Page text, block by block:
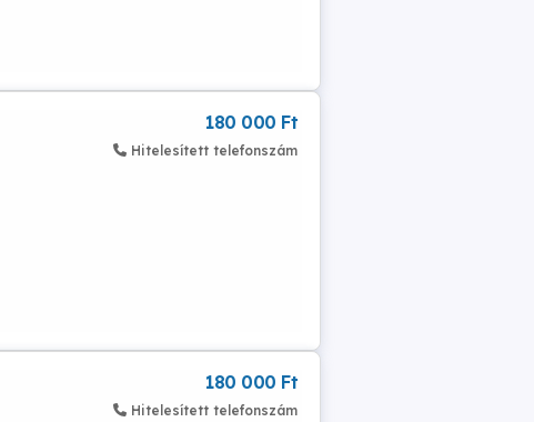
180 000 Ft
Hitelesített telefonszám
180 000 Ft
Hitelesített telefonszám